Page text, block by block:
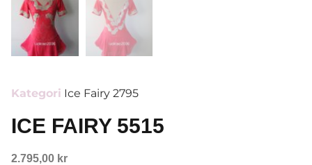
Kategori Ice Fairy 2795
ICE FAIRY 5515
2.795,00 kr